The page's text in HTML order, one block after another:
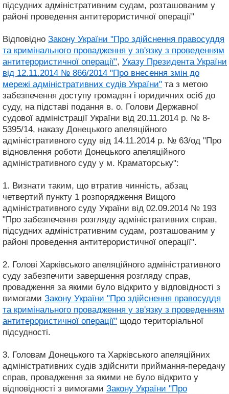
підсудних адміністративним судам, розташованим у
районі проведення антитерористичної операції"
Відповідно Закону України "Про здійснення правосуддя
та кримінального провадження у зв'язку з проведенням
антитерористичної операції", Указу Президента України
від 12.11.2014 № 866/2014 "Про внесення змін до
мережі адміністративних судів України" та з метою
забезпечення доступу громадян і юридичних осіб до
суду, на підставі подання в. о. Голови Державної
судової адміністрації України від 20.11.2014 р. № 8-
5395/14, наказу Донецького апеляційного
адміністративного суду від 14.11.2014 р. № 63/од "Про
відновлення роботи Донецького апеляційного
адміністративного суду у м. Краматорську":
1. Визнати таким, що втратив чинність, абзац
четвертий пункту 1 розпорядження Вищого
адміністративного суду України від 02.09.2014 № 193
"Про забезпечення розгляду адміністративних справ,
підсудних адміністративним судам, розташованим у
районі проведення антитерористичної операції".
2. Голові Харківського апеляційного адміністративного
суду забезпечити завершення розгляду справ,
провадження за якими було відкрито у відповідності з
вимогами Закону України "Про здійснення правосуддя
та кримінального провадження у зв'язку з проведенням
антитерористичної операції" щодо територіальної
підсудності.
3. Головам Донецького та Харківського апеляційних
адміністративних судів здійснити приймання-передачу
справ, провадження за якими не було відкрито у
відповідності з вимогами Закону України "Про